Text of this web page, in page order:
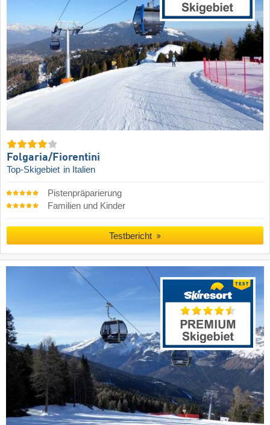
Folgaria/​Fiorentini
Top-Skigebiet in Italien
Pistenpräparierung
Familien und Kinder
Testbericht